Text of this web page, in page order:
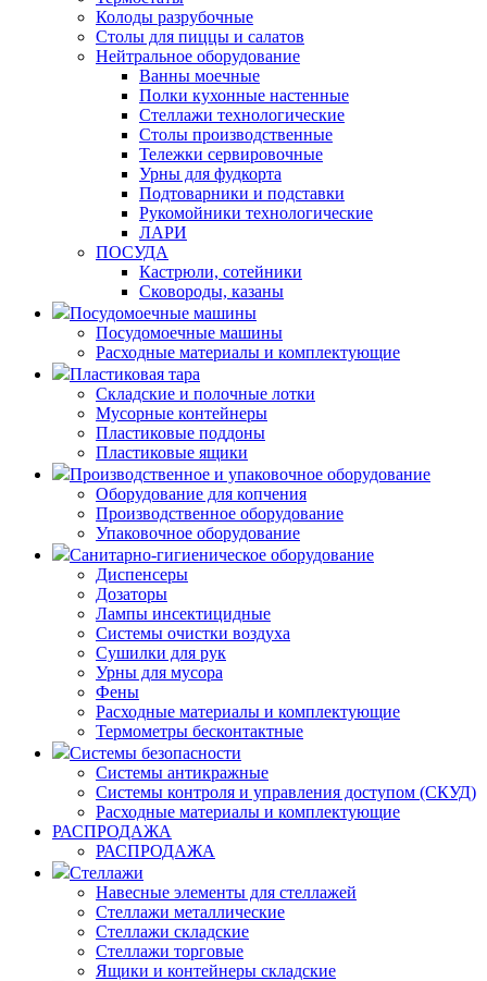
Колоды разрубочные
Столы для пиццы и салатов
Нейтральное оборудование
Ванны моечные
Полки кухонные настенные
Стеллажи технологические
Столы производственные
Тележки сервировочные
Урны для фудкорта
Подтоварники и подставки
Рукомойники технологические
ЛАРИ
ПОСУДА
Кастрюли, сотейники
Сковороды, казаны
Посудомоечные машины
Посудомоечные машины
Расходные материалы и комплектующие
Пластиковая тара
Складские и полочные лотки
Мусорные контейнеры
Пластиковые поддоны
Пластиковые ящики
Производственное и упаковочное оборудование
Оборудование для копчения
Производственное оборудование
Упаковочное оборудование
Санитарно-гигиеническое оборудование
Диспенсеры
Дозаторы
Лампы инсектицидные
Системы очистки воздуха
Сушилки для рук
Урны для мусора
Фены
Расходные материалы и комплектующие
Термометры бесконтактные
Системы безопасности
Системы антикражные
Системы контроля и управления доступом (СКУД)
Расходные материалы и комплектующие
РАСПРОДАЖА
РАСПРОДАЖА
Стеллажи
Навесные элементы для стеллажей
Стеллажи металлические
Стеллажи складские
Стеллажи торговые
Ящики и контейнеры складские